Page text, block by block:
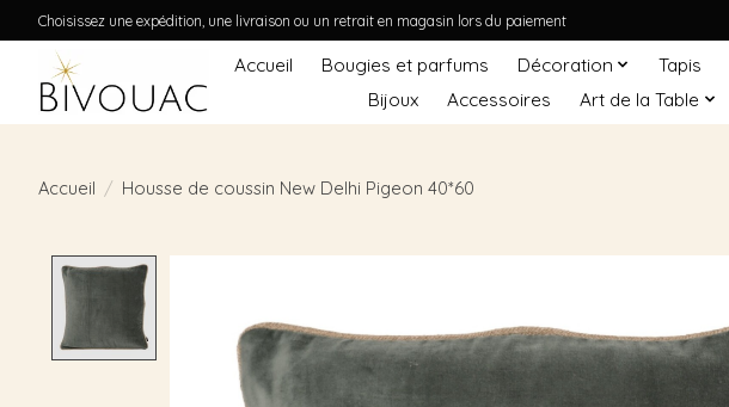
Choisissez une expédition, une livraison ou un retrait en magasin lors du paiement
Accueil Bougies et parfums Décoration Tapis
Bijoux
Accessoires Art de la Table
Accueil / Housse de coussin New Delhi Pigeon 40*60